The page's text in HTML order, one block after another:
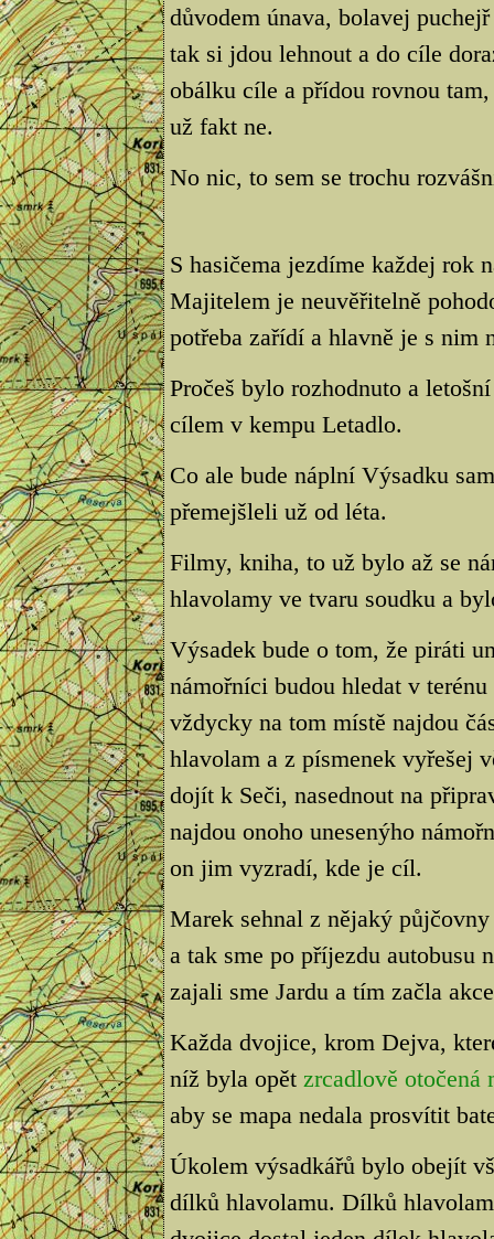
důvodem únava, bolavej
tak si jdou lehnout a do cíle
obálku cíle a přídou rovnou
už fakt ne.
No nic, to sem se trochu
S hasičema jezdíme každej rok
Majitelem je neuvěřitelně
potřeba zařídí a hlavně je s nim
Pročeš bylo rozhodnuto a
cílem v kempu Letadlo.
Co ale bude náplní Výsadku
přemejšleli už od léta.
Filmy, kniha, to už bylo až se
hlavolamy ve tvaru soudku a
Výsadek bude o tom, že piráti
námořníci budou hledat v
vždycky na tom místě najdou
hlavolam a z písmenek vyřešej
dojít k Seči, nasednout na
najdou onoho unesenýho
on jim vyzradí, kde je cíl.
Marek sehnal z nějaký
a tak sme po příjezdu
zajali sme Jardu a tím začla
Každa dvojice, krom Dejva,
níž byla opět zrcadlově otočená
aby se mapa nedala prosvítit
Úkolem výsadkářů bylo obejít
dílků hlavolamu. Dílků